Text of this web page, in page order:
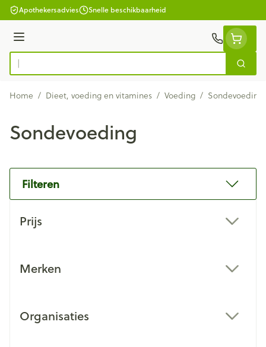
Ga naar de inhoud
Apothekersadvies Snelle beschikbaarheid
Menu
Product, merk, categorie...
Zoek
Home / Dieet, voeding en vitamines / Voeding / Sondevoeding
Sondevoeding
Filteren
Prijs
Merken
Organisaties